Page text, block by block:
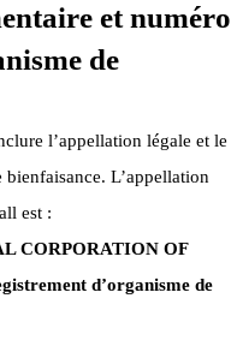
et numéro
de
l’appellation légale et le
bienfaisance. L’appellation
est :
CORPORATION OF
d’organisme de